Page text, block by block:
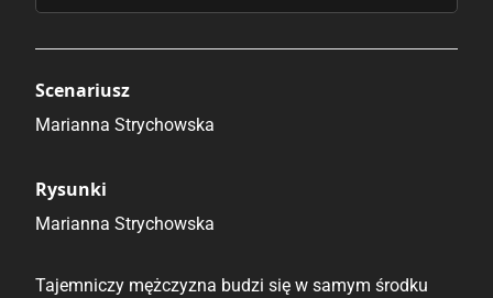
Scenariusz
Marianna Strychowska
Rysunki
Marianna Strychowska
Tajemniczy mężczyzna budzi się w samym środku